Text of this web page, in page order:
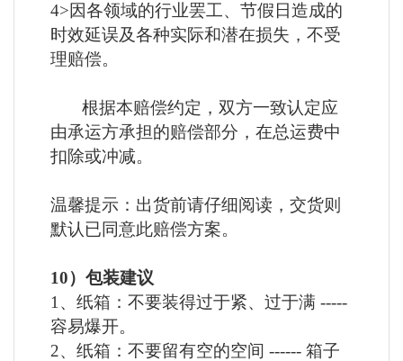
4>因各领域的行业罢工、节假日造成的
时效延误及各种实际和潜在损失，不受
理赔偿。
根据本赔偿约定，双方一致认定应
由承运方承担的赔偿部分，在总运费中
扣除或冲减。
温馨提示：出货前请仔细阅读，交货则
默认已同意此赔偿方案。
10） 包装建议
1、纸箱：不要装得过于紧、过于满 -----
容易爆开。
2、纸箱：不要留有空的空间 ------ 箱子